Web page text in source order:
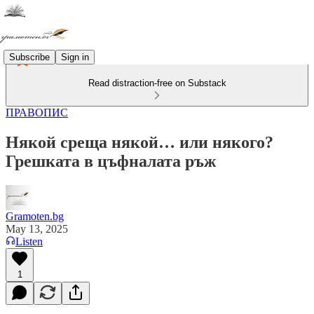
Subscribe Sign in
Read distraction-free on Substack
ПРАВОПИС
Някой среща някой… или някого?
Грешката в цъфналата ръж
Gramoten.bg
May 13, 2025
Listen
1